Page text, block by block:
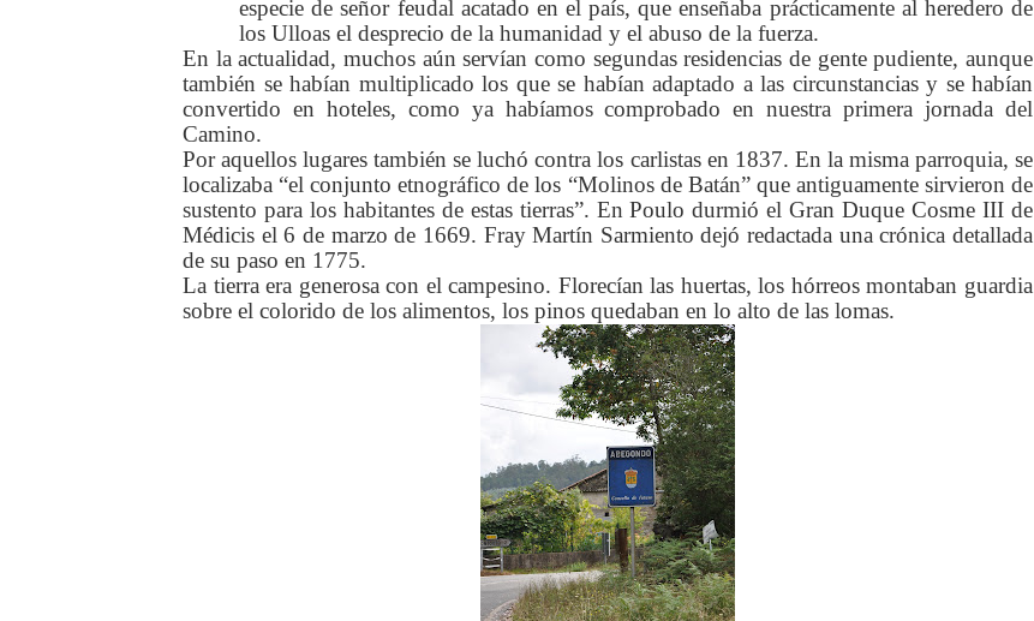
especie de señor feudal acatado en el país, que enseñaba prácticamente al heredero de
los Ulloas el desprecio de la humanidad y el abuso de la fuerza.
En la actualidad, muchos aún servían como segundas residencias de gente pudiente, aunque
también se habían multiplicado los que se habían adaptado a las circunstancias y se habían
convertido en hoteles, como ya habíamos comprobado en nuestra primera jornada del
Camino.
Por aquellos lugares también se luchó contra los carlistas en 1837. En la misma parroquia, se
localizaba “el conjunto etnográfico de los “Molinos de Batán” que antiguamente sirvieron de
sustento para los habitantes de estas tierras”. En Poulo durmió el Gran Duque Cosme III de
Médicis el 6 de marzo de 1669. Fray Martín Sarmiento dejó redactada una crónica detallada
de su paso en 1775.
La tierra era generosa con el campesino. Florecían las huertas, los hórreos montaban guardia
sobre el colorido de los alimentos, los pinos quedaban en lo alto de las lomas.